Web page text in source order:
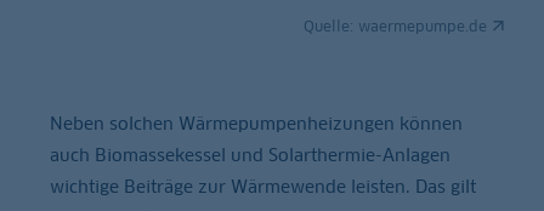
Quelle: waermepumpe.de
Neben solchen Wärmepumpenheizungen können
auch Biomassekessel und Solarthermie-Anlagen
wichtige Beiträge zur Wärmewende leisten. Das gilt